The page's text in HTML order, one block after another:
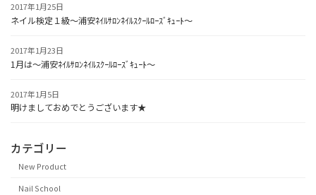
2017年1月25日
ネイル検定１級～浦安ﾈｲﾙｻﾛﾝﾈｲﾙｽｸｰﾙﾛｰｽﾞｷｭｰﾄ～
2017年1月23日
1月は～浦安ﾈｲﾙｻﾛﾝﾈｲﾙｽｸｰﾙﾛｰｽﾞｷｭｰﾄ～
2017年1月5日
明けましておめでとうございます★
カテゴリー
New Product
Nail School